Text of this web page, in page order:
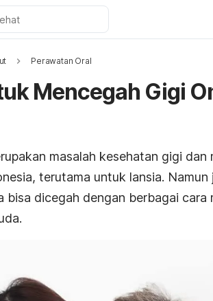
Perawatan Oral
Mencegah Gigi
masalah kesehatan gigi dan
terutama untuk lansia.
bisa dicegah dengan berbagai cara